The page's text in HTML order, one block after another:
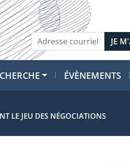
ÉVÈNEMENTS
LE JEU DES NÉGOCIATIONS